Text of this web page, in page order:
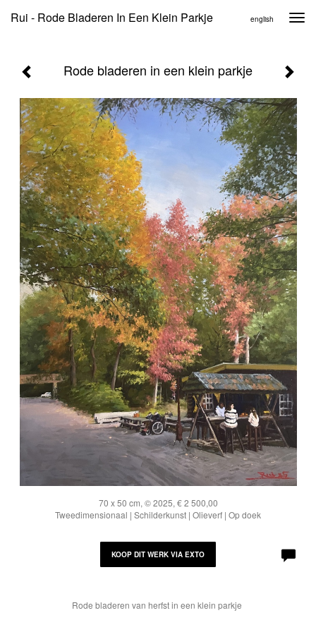
Rui - Rode Bladeren In Een Klein Parkje english
Rode bladeren in een klein parkje
70 x 50 cm, © 2025, € 2 500,00
Tweedimensionaal | Schilderkunst | Olieverf | Op doek
KOOP DIT WERK VIA EXTO
Rode bladeren van herfst in een klein parkje